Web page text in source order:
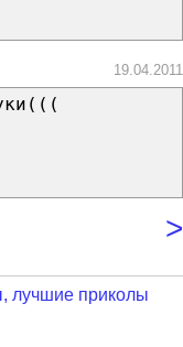
19.04.2011
>
лучшие приколы